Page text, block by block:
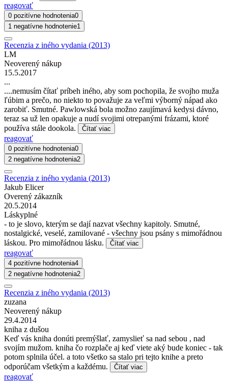
reagovať
0 pozitívne hodnotenia0
1 negatívne hodnotenie1
Recenzia z iného vydania (2013)
LM
Neoverený nákup
15.5.2017
...
....nemusím čítať príbeh iného, aby som pochopila, že svojho muža
ľúbim a prečo, no niekto to považuje za veľmi výborný nápad ako
zarobiť. Smutné. Pawlowská bola možno zaujímavá kedysi dávno,
teraz sa už len opakuje a nudí svojimi otrepanými frázami, ktoré
používa stále dookola.
Čítať viac
reagovať
0 pozitívne hodnotenia0
2 negatívne hodnotenia2
Recenzia z iného vydania (2013)
Jakub Elicer
Overený zákazník
20.5.2014
Láskyplné
- to je slovo, kterým se dají nazvat všechny kapitoly. Smutné,
nostalgické, veselé, zamilované - všechny jsou psány s mimořádnou
láskou. Pro mimořádnou lásku.
Čítať viac
reagovať
4 pozitívne hodnotenia4
2 negatívne hodnotenia2
Recenzia z iného vydania (2013)
zuzana
Neoverený nákup
29.4.2014
kniha z dušou
Keď vás kniha donúti premýšlať, zamyslieť sa nad sebou , nad
svojím mužom. kniha čo rozplače aj keď viete aký bude koniec - tak
potom splnila účel. a toto všetko sa stalo pri tejto knihe a preto
odporúčam všetkým a každému.
Čítať viac
reagovať